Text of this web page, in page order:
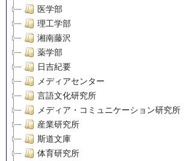
医学部
理工学部
湘南藤沢
薬学部
日吉紀要
メディアセンター
言語文化研究所
メディア・コミュニケーション研究所
産業研究所
斯道文庫
体育研究所